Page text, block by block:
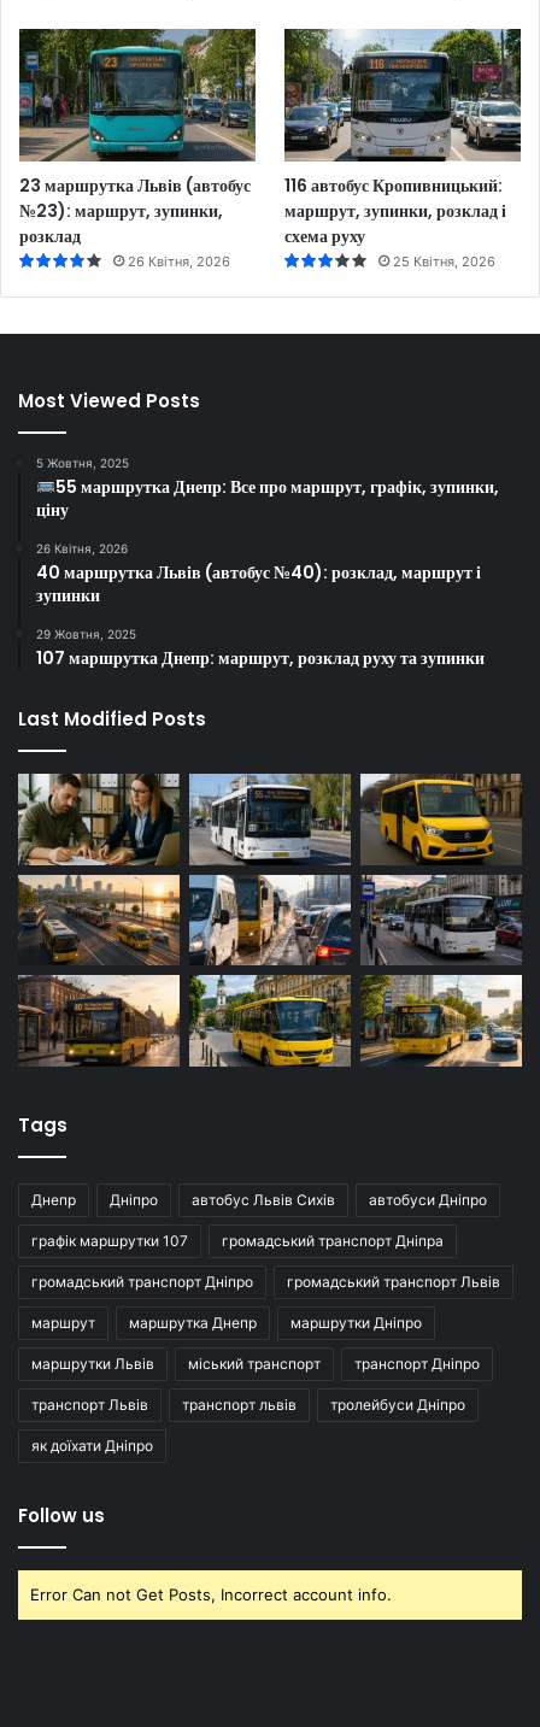
23 маршрутка Львів (автобус
№23): маршрут, зупинки,
розклад
26 Квітня, 2026
116 автобус Кропивницький:
маршрут, зупинки, розклад і
схема руху
25 Квітня, 2026
Most Viewed Posts
5 Жовтня, 2025
55 маршрутка Днепр: Все про маршрут, графік, зупинки,
ціну
26 Квітня, 2026
40 маршрутка Львів (автобус №40): розклад, маршрут і
зупинки
29 Жовтня, 2025
107 маршрутка Днепр: маршрут, розклад руху та зупинки
Last Modified Posts
Tags
Днепр Дніпро автобус Львів Сихів автобуси Дніпро
графік маршрутки 107 громадський транспорт Дніпра
громадський транспорт Дніпро громадський транспорт Львів
маршрут маршрутка Днепр маршрутки Дніпро
маршрутки Львів міський транспорт транспорт Дніпро
транспорт Львів транспорт львів тролейбуси Дніпро
як доїхати Дніпро
Follow us
Error Can not Get Posts, Incorrect account info.